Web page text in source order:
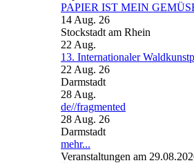
PAPIER IST MEIN
14 Aug. 26
Stockstadt am Rhein
22 Aug.
13. Internationaler
22 Aug. 26
Darmstadt
28 Aug.
de//fragmented
28 Aug. 26
Darmstadt
mehr...
Veranstaltungen am